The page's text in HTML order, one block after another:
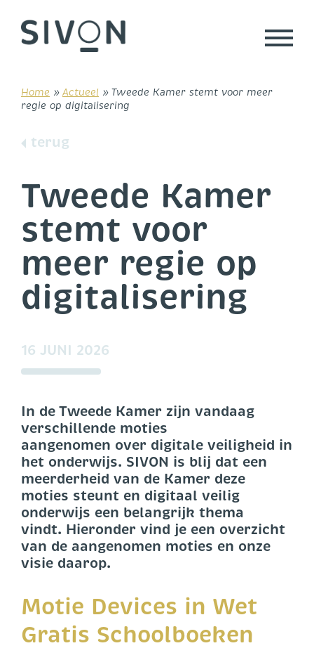
content
Home » Actueel » Tweede Kamer stemt voor meer
regie op digitalisering
terug
Tweede Kamer
stemt voor
meer regie op
digitalisering
16 JUNI 2026
In de Tweede Kamer zijn vandaag
verschillende moties
aangenomen over digitale veiligheid in
het onderwijs. SIVON is blij dat een
meerderheid van de Kamer deze
moties steunt en digitaal veilig
onderwijs een belangrijk thema
vindt. Hieronder vind je een overzicht
van de aangenomen moties en onze
visie daarop.
Motie Devices in Wet
Gratis Schoolboeken